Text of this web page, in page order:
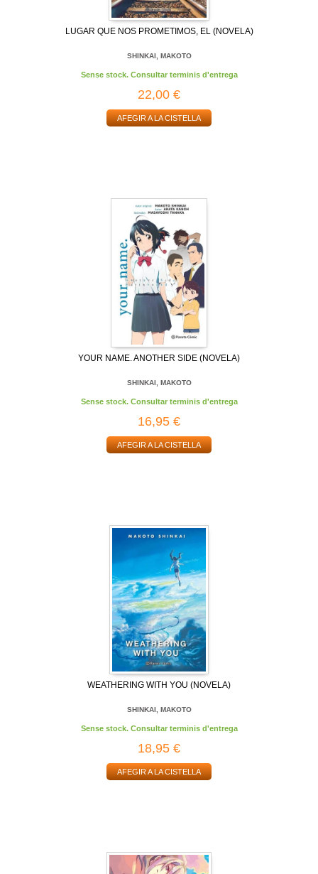
LUGAR QUE NOS PROMETIMOS, EL (NOVELA)
SHINKAI, MAKOTO
Sense stock. Consultar terminis d'entrega
22,00 €
AFEGIR A LA CISTELLA
YOUR NAME. ANOTHER SIDE (NOVELA)
SHINKAI, MAKOTO
Sense stock. Consultar terminis d'entrega
16,95 €
AFEGIR A LA CISTELLA
WEATHERING WITH YOU (NOVELA)
SHINKAI, MAKOTO
Sense stock. Consultar terminis d'entrega
18,95 €
AFEGIR A LA CISTELLA